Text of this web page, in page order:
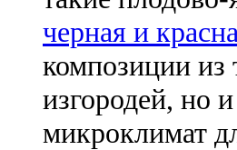
черная и
композиции из
изгородей, но
микроклимат